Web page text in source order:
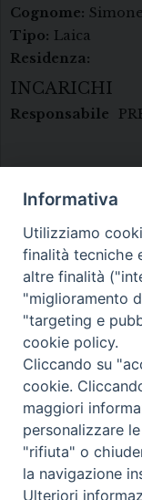
Cognome: Simone
Tipo: Laica
Residenza:
INCARICHI
Responsabile
Diocesi
• Largo Duomo,
Informativa
Utilizziamo
finalità tecniche
altre finalità
"miglioramento
"targeting e
cookie policy.
Cliccando su
cookie.
maggiori
personalizzare
"rifiuta" o
la navigazione
Ulteriori